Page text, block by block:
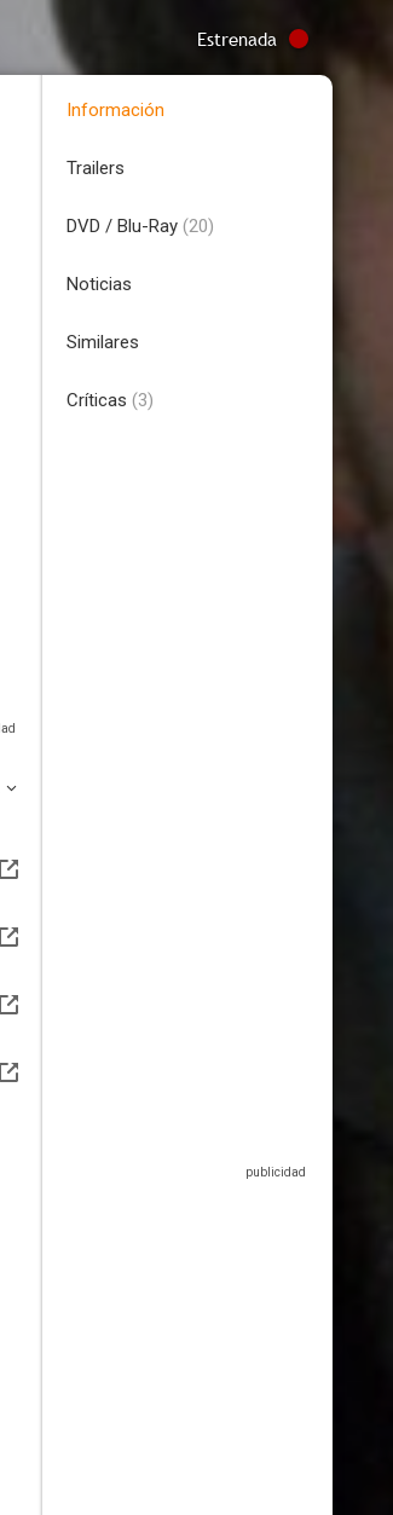
Estrenada
Información
Trailers
DVD / Blu-Ray (20)
Noticias
Similares
Críticas (3)